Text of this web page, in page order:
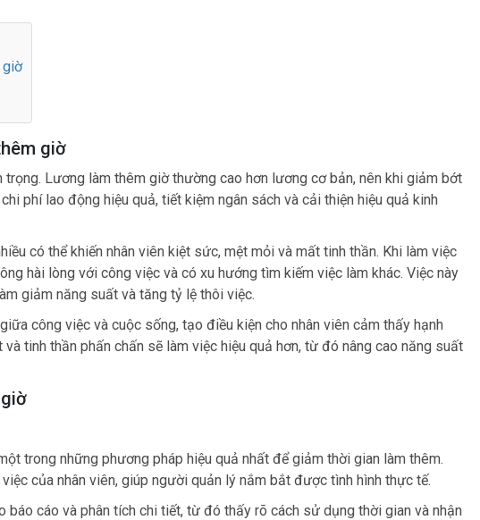
giờ
giờ
Lương làm thêm giờ thường cao hơn lương cơ bản, nên khi giảm bớt
phí lao động hiệu quả, tiết kiệm ngân sách và cải thiện hiệu quả kinh
có thể khiến nhân viên kiệt sức, mệt mỏi và mất tinh thần. Khi làm việc
hài lòng với công việc và có xu hướng tìm kiếm việc làm khác. Việc này
giảm năng suất và tăng tỷ lệ thôi việc.
công việc và cuộc sống, tạo điều kiện cho nhân viên cảm thấy hạnh
tinh thần phấn chấn sẽ làm việc hiệu quả hơn, từ đó nâng cao năng suất
trong những phương pháp hiệu quả nhất để giảm thời gian làm thêm.
của nhân viên, giúp người quản lý nắm bắt được tình hình thực tế.
báo cáo và phân tích chi tiết, từ đó thấy rõ cách sử dụng thời gian và nhận